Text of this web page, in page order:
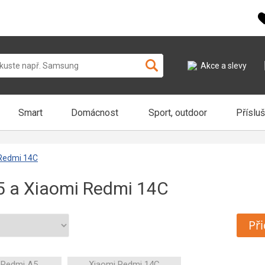
Akce a slevy
Smart Domácnost Sport, outdoor
14C
a Xiaomi Redmi 14C